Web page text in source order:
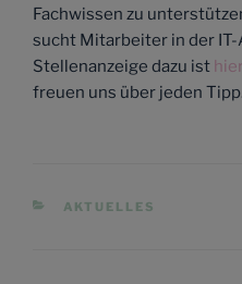
Fachwissen zu
sucht Mitarbeiter in der
Stellenanzeige dazu ist hier
freuen uns über jeden
KATEGORIEN
AKTUELLES